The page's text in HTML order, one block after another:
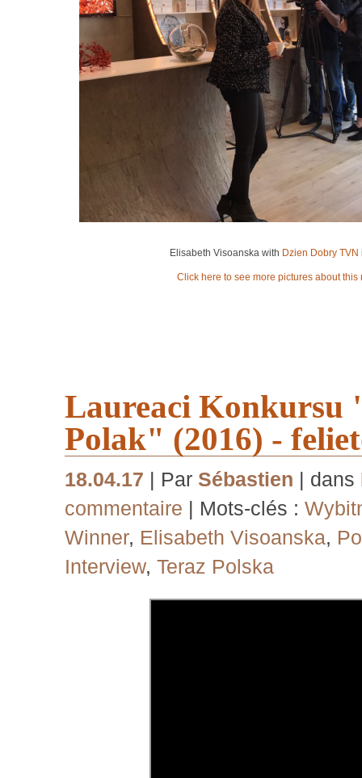
Elisabeth Visoanska with Dzien Dobry TVN
Click here to see more pictures about
Laureaci Konkursu
Polak" (2016) -
18.04.17 | Par Sébastien | dans
commentaire | Mots-clés :
Winner, Elisabeth Visoanska,
Interview, Teraz Polska